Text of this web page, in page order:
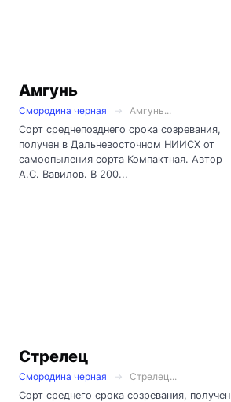
Амгунь
Смородина черная
Амгунь...
Сорт среднепозднего срока созревания,
получен в Дальневосточном НИИСХ от
самоопыления сорта Компактная. Автор
А.С. Вавилов. В 200...
Стрелец
Смородина черная
Стрелец...
Сорт среднего срока созревания, получен